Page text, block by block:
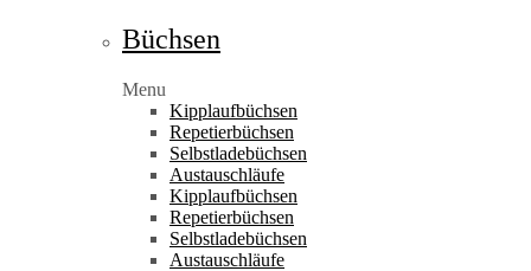
Büchsen
Menu
Kipplaufbüchsen
Repetierbüchsen
Selbstladebüchsen
Austauschläufe
Kipplaufbüchsen
Repetierbüchsen
Selbstladebüchsen
Austauschläufe